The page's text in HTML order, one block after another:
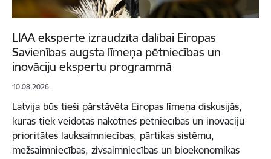
LIAA eksperte izraudzīta dalībai Eiropas
Savienības augsta līmeņa pētniecības un
inovāciju ekspertu programmā
10.08.2026.
Latvija būs tieši pārstāvēta Eiropas līmeņa diskusijās,
kurās tiek veidotas nākotnes pētniecības un inovāciju
prioritātes lauksaimniecības, pārtikas sistēmu,
mežsaimniecības, zivsaimniecības un bioekonomikas